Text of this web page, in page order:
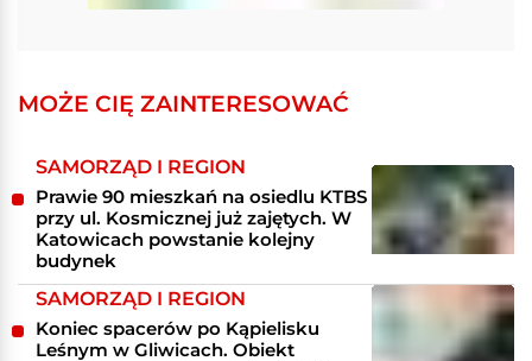
MOŻE CIĘ ZAINTERESOWAĆ
SAMORZĄD I REGION
Prawie 90 mieszkań na osiedlu KTBS
przy ul. Kosmicznej już zajętych. W
Katowicach powstanie kolejny
budynek
SAMORZĄD I REGION
Koniec spacerów po Kąpielisku
Leśnym w Gliwicach. Obiekt